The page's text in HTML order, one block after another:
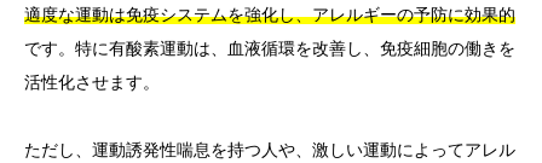
適度な運動は免疫システムを強化し、アレルギーの予防に効果的
です。特に有酸素運動は、血液循環を改善し、免疫細胞の働きを
活性化させます。
ただし、運動誘発性喘息を持つ人や、激しい運動によってアレル